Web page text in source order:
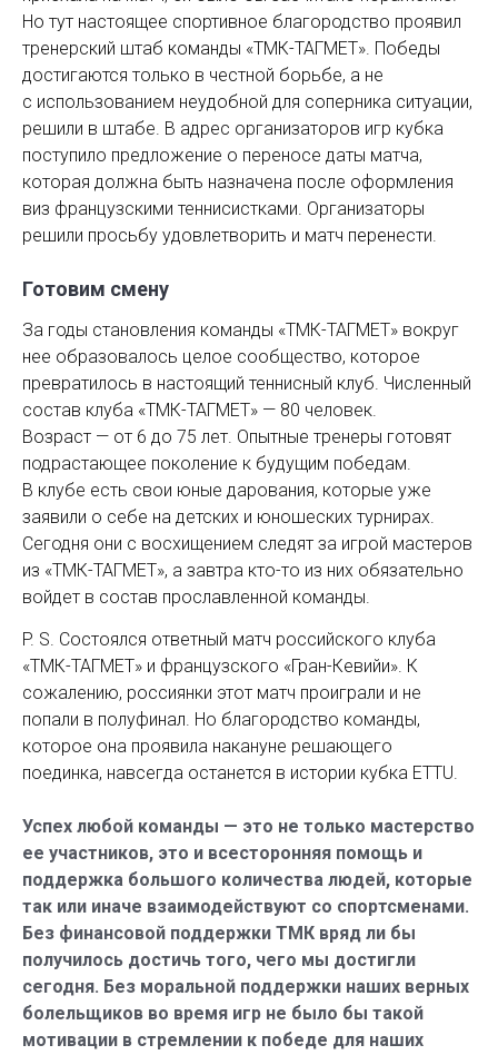
Но тут настоящее спортивное благородство проявил
тренерский штаб команды «ТМК-ТАГМЕТ». Победы
достигаются только в честной борьбе, а не
с использованием неудобной для соперника ситуации,
решили в штабе. В адрес организаторов игр кубка
поступило предложение о переносе даты матча,
которая должна быть назначена после оформления
виз французскими теннисистками. Организаторы
решили просьбу удовлетворить и матч перенести.
Готовим смену
За годы становления команды «ТМК-ТАГМЕТ» вокруг
нее образовалось целое сообщество, которое
превратилось в настоящий теннисный клуб. Численный
состав клуба «ТМК-ТАГМЕТ» — 80 человек.
Возраст — от 6 до 75 лет. Опытные тренеры готовят
подрастающее поколение к будущим победам.
В клубе есть свои юные дарования, которые уже
заявили о себе на детских и юношеских турнирах.
Сегодня они с восхищением следят за игрой мастеров
из «ТМК-ТАГМЕТ», а завтра кто-то из них обязательно
войдет в состав прославленной команды.
P. S. Состоялся ответный матч российского клуба
«ТМК-ТАГМЕТ» и французского «Гран-Кевийи». К
сожалению, россиянки этот матч проиграли и не
попали в полуфинал. Но благородство команды,
которое она проявила накануне решающего
поединка, навсегда останется в истории кубка ETTU.
Успех любой команды — это не только мастерство
ее участников, это и всесторонняя помощь и
поддержка большого количества людей, которые
так или иначе взаимодействуют со спортсменами.
Без финансовой поддержки ТМК вряд ли бы
получилось достичь того, чего мы достигли
сегодня. Без моральной поддержки наших верных
болельщиков во время игр не было бы такой
мотивации в стремлении к победе для наших